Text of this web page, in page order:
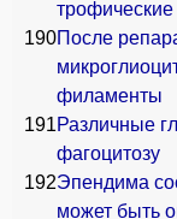
190После
филаменты
191Различные
фагоцитозу
192Эпендима
может быть